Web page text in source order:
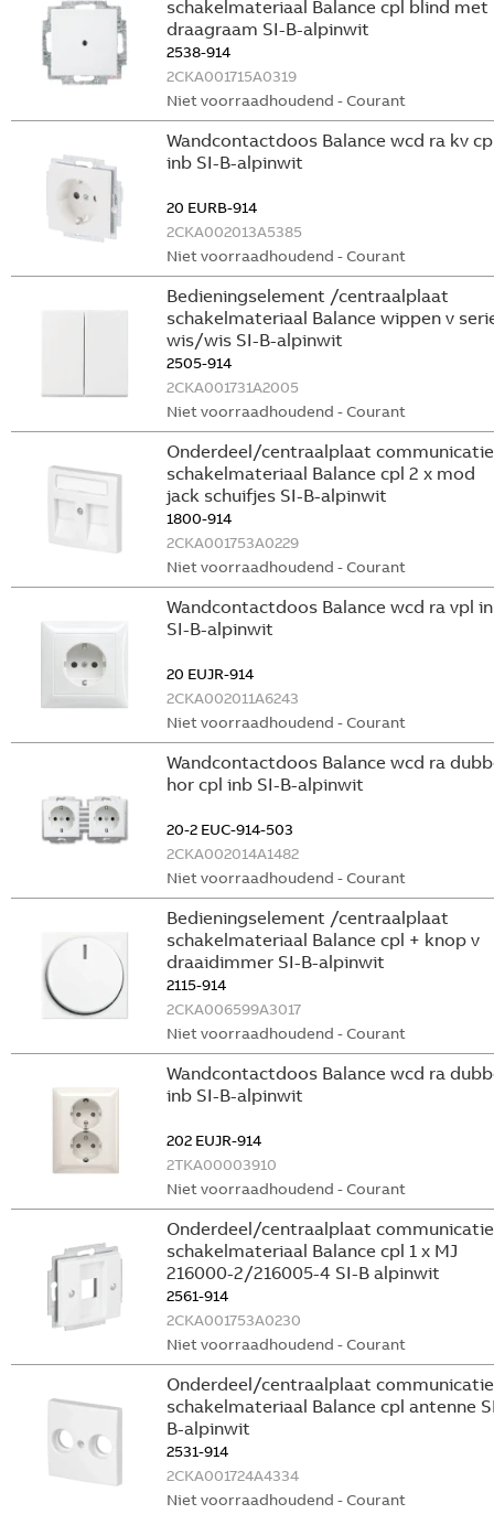
schakelmateriaal Balance cpl blind met
draagraam SI-B-alpinwit
2538-914
2CKA001715A0319
Niet voorraadhoudend - Courant
Wandcontactdoos Balance wcd ra kv
inb SI-B-alpinwit
20 EURB-914
2CKA002013A5385
Niet voorraadhoudend - Courant
Bedieningselement /centraalplaat
schakelmateriaal Balance wippen v
wis/wis SI-B-alpinwit
2505-914
2CKA001731A2005
Niet voorraadhoudend - Courant
Onderdeel/centraalplaat
schakelmateriaal Balance cpl 2 x mod
jack schuifjes SI-B-alpinwit
1800-914
2CKA001753A0229
Niet voorraadhoudend - Courant
Wandcontactdoos Balance wcd ra vpl
SI-B-alpinwit
20 EUJR-914
2CKA002011A6243
Niet voorraadhoudend - Courant
Wandcontactdoos Balance wcd ra
hor cpl inb SI-B-alpinwit
20-2 EUC-914-503
2CKA002014A1482
Niet voorraadhoudend - Courant
Bedieningselement /centraalplaat
schakelmateriaal Balance cpl + knop v
draaidimmer SI-B-alpinwit
2115-914
2CKA006599A3017
Niet voorraadhoudend - Courant
Wandcontactdoos Balance wcd ra
inb SI-B-alpinwit
202 EUJR-914
2TKA00003910
Niet voorraadhoudend - Courant
Onderdeel/centraalplaat
schakelmateriaal Balance cpl 1 x MJ
216000-2/216005-4 SI-B alpinwit
2561-914
2CKA001753A0230
Niet voorraadhoudend - Courant
Onderdeel/centraalplaat
schakelmateriaal Balance cpl antenne
B-alpinwit
2531-914
2CKA001724A4334
Niet voorraadhoudend - Courant